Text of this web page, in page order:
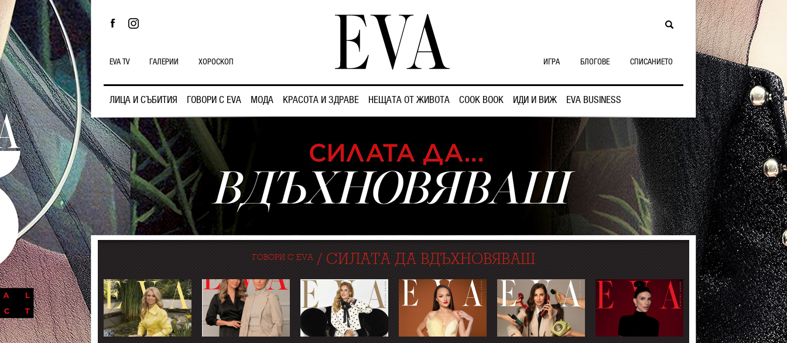
ЛИЦА И СЪБИТИЯ ГОВОРИ С EVA МОДА КРАСОТА И ЗДРАВЕ НЕЩАТА ОТ ЖИВОТА COOK BOOK ИДИ И ВИЖ EVA BUSINESS
EVA TV ГАЛЕРИИ ХОРОСКОП ИГРА БЛОГОВЕ СПИСАНИЕТО
ГОВОРИ С EVA/ СИЛАТА ДА ВДЪХНОВЯВАШ